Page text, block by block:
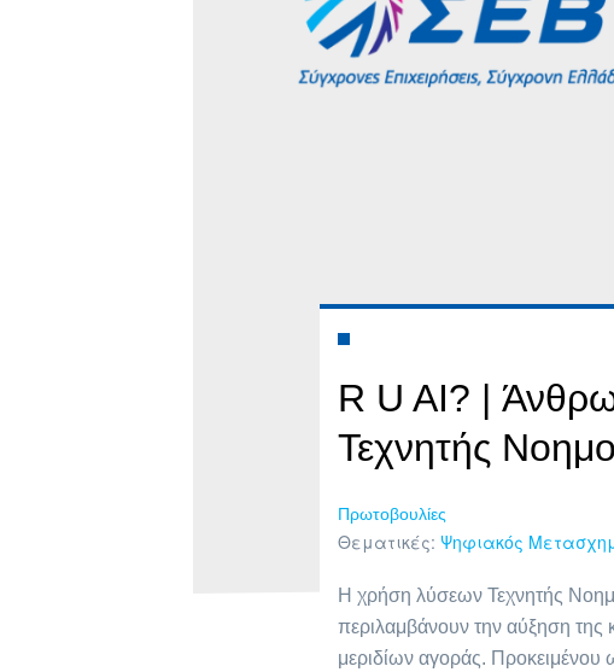
R U AI? |
Τεχνητής
Πρωτοβουλίες
Θεματικές: Ψηφιακός
Η χρήση λύσεων Τεχνητής
περιλαμβάνουν την αύξηση της
μεριδίων αγοράς.